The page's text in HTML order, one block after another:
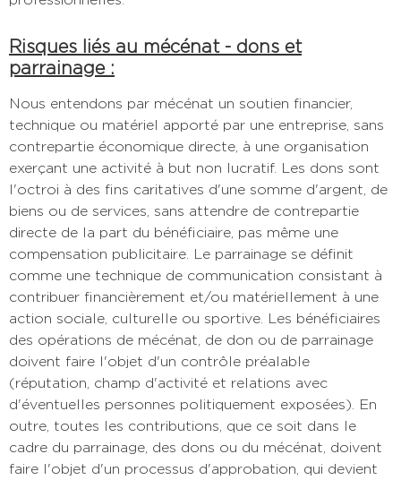
Risques liés au mécénat - dons et
parrainage :
Nous entendons par mécénat un soutien financier,
technique ou matériel apporté par une entreprise, sans
contrepartie économique directe, à une organisation
exerçant une activité à but non lucratif. Les dons sont
l'octroi à des fins caritatives d'une somme d'argent, de
biens ou de services, sans attendre de contrepartie
directe de la part du bénéficiaire, pas même une
compensation publicitaire. Le parrainage se définit
comme une technique de communication consistant à
contribuer financièrement et/ou matériellement à une
action sociale, culturelle ou sportive. Les bénéficiaires
des opérations de mécénat, de don ou de parrainage
doivent faire l'objet d'un contrôle préalable
(réputation, champ d'activité et relations avec
d'éventuelles personnes politiquement exposées). En
outre, toutes les contributions, que ce soit dans le
cadre du parrainage, des dons ou du mécénat, doivent
faire l'objet d'un processus d'approbation, qui devient